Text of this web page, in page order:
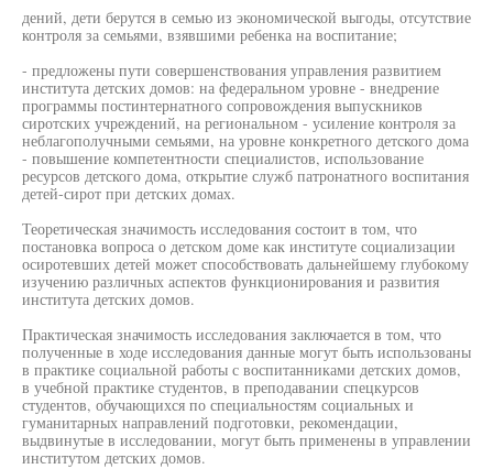
дений, дети берутся в семью из экономической выгоды, отсутствие
контроля за семьями, взявшими ребенка на воспитание;
- предложены пути совершенствования управления развитием
института детских домов: на федеральном уровне - внедрение
программы постинтернатного сопровождения выпускников
сиротских учреждений, на региональном - усиление контроля за
неблагополучными семьями, на уровне конкретного детского дома
- повышение компетентности специалистов, использование
ресурсов детского дома, открытие служб патронатного воспитания
детей-сирот при детских домах.
Теоретическая значимость исследования состоит в том, что
постановка вопроса о детском доме как институте социализации
осиротевших детей может способствовать дальнейшему глубокому
изучению различных аспектов функционирования и развития
института детских домов.
Практическая значимость исследования заключается в том, что
полученные в ходе исследования данные могут быть использованы
в практике социальной работы с воспитанниками детских домов,
в учебной практике студентов, в преподавании спецкурсов
студентов, обучающихся по специальностям социальных и
гуманитарных направлений подготовки, рекомендации,
выдвинутые в исследовании, могут быть применены в управлении
институтом детских домов.